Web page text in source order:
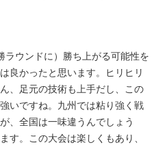
ラウンドに）勝ち上がる可能性を
良かったと思います。ヒリヒリ
、足元の技術も上手だし、この
いですね。九州では粘り強く戦
、全国は一味違うんでしょう
す。この大会は楽しくもあり、